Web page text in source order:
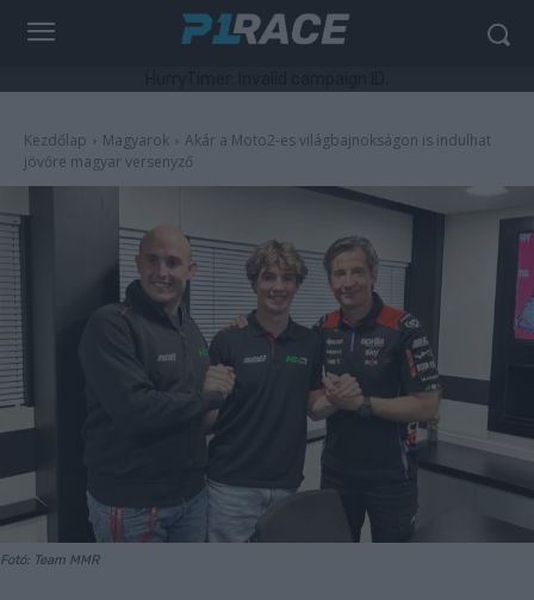
Kezdőlap Magyarok
Akár a Moto2-es világbajnokságon is indulhat
jövőre magyar versenyző
Fotó: Team MMR